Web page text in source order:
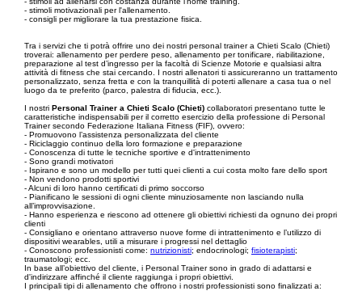
- stimoli motivazionali per l'allenamento.
- consigli per migliorare la tua prestazione fisica.
Tra i servizi che ti potrà offrire uno dei nostri personal trainer a Chieti Scalo (Chieti)
troverai: allenamento per perdere peso, allenamento per tonificare, riabilitazione,
preparazione al test d’ingresso per la facoltà di Scienze Motorie e qualsiasi altra
attività di fitness che stai cercando. I nostri allenatori ti assicureranno un trattamento
personalizzato, senza fretta e con la tranquillità di poterti allenare a casa tua o nel
luogo da te preferito (parco, palestra di fiducia, ecc.).
I nostri Personal Trainer a Chieti Scalo (Chieti) collaboratori presentano tutte le
caratteristiche indispensabili per il corretto esercizio della professione di Personal
Trainer secondo Federazione Italiana Fitness (FIF), ovvero:
- Promuovono l’assistenza personalizzata del cliente
- Riciclaggio continuo della loro formazione e preparazione
- Conoscenza di tutte le tecniche sportive e d'intrattenimento
- Sono grandi motivatori
- Ispirano e sono un modello per tutti quei clienti a cui costa molto fare dello sport
- Non vendono prodotti sportivi
- Alcuni di loro hanno certificati di primo soccorso
- Pianificano le sessioni di ogni cliente minuziosamente non lasciando nulla
all’improvvisazione.
- Hanno esperienza e riescono ad ottenere gli obiettivi richiesti da ognuno dei propri
clienti
- Consigliano e orientano attraverso nuove forme di intrattenimento e l’utilizzo di
dispositivi wearables, utili a misurare i progressi nel dettaglio
- Conoscono professionisti come: nutrizionisti; endocrinologi; fisioterapisti;
traumatologi; ecc.
In base all’obiettivo del cliente, i Personal Trainer sono in grado di adattarsi e
d'indirizzare affinché il cliente raggiunga i propri obiettivi.
I principali tipi di allenamento che offrono i nostri professionisti sono finalizzati a: